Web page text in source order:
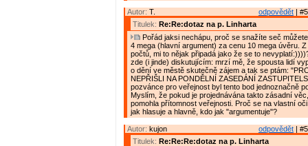
odpovědět |
Autor: T.
Titulek: Re:Re:dotaz na p. Linharta
Pořád jaksi nechápu, proč se snažíte seč
4 mega (hlavní argument) za cenu 10 mega úvěru.
počtů, mi to nějak připadá jako že se to
zde (i jinde) diskutujícím: mrzí mě, že spousta lidí
o dění ve městě skutečně zájem a tak se ptám:
NEPŘIŠLI NA PONDĚLNÍ ZASEDÁNÍ
pozvánce pro veřejnost byl tento bod jednoznačně
Myslím, že pokud je projednávána takto zásadní
pomohla přítomnost veřejnosti. Proč se na vlastní
jak hlasuje a hlavně, kdo jak "argumentuje"?
odpovědět |
Autor: kujon
Titulek: Re:Re:Re:dotaz na p. Linharta